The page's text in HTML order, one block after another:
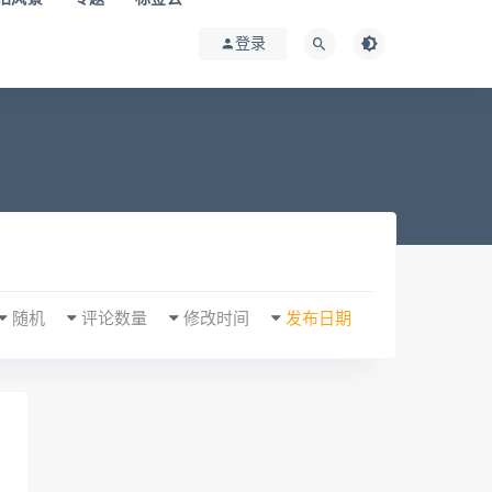
登录
发布日期
修改时间
评论数量
随机